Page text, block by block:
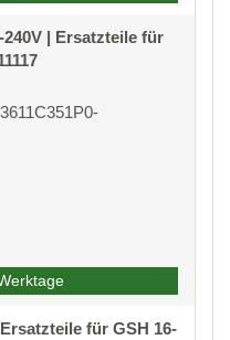
240V | Ersatzteile für
für GSH 16-